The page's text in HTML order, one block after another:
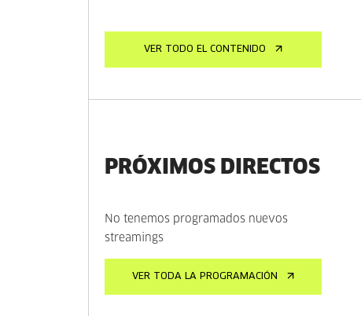
VER TODO EL CONTENIDO
PRÓXIMOS DIRECTOS
No tenemos programados nuevos
streamings
VER TODA LA PROGRAMACIÓN